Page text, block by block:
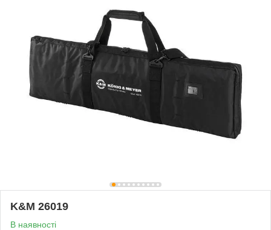
K&M 26019
В наявності